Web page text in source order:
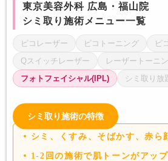
東京美容外科 広島・福山院
シミ取り施術メニュー一覧
ピコレーザー ピコトーニング
ピ
Qスイッチレーザー
レーザートーニ
フォトフェイシャル(IPL)
シミ取り放
シミ取り施術の特徴
シミ、くすみ、そばかす、赤ら
1-2回の施術で肌トーンがアップ